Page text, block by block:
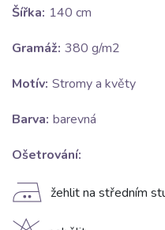
Šířka: 140 cm
Gramáž: 380 g/m2
Motív: Stromy a květy
Barva: barevná
Ošetrování:
E žehlit na středním